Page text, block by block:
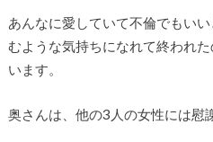
あんなに愛していて不倫でもい
むような気持ちになれて終われ
います。
奥さんは、他の3人の女性には慰